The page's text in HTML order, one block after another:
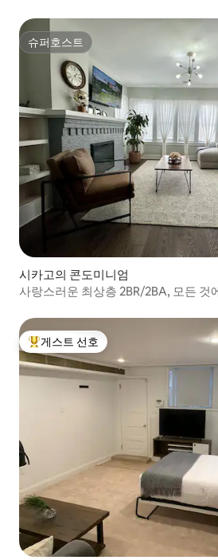
슈퍼호스트
슈퍼호스트
시카고의 콘도미니엄
사랑스러운 최상층 2BR/2BA, 모든 것
상위 게스트 선호
게스트 선호